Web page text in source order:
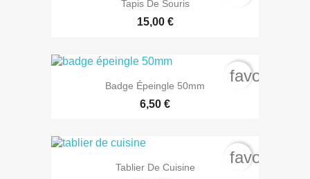
Tapis De Souris
15,00 €
Badge Épeingle 50mm
6,50 €
Tablier De Cuisine